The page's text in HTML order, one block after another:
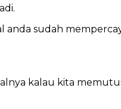
anda sudah
kalau kita